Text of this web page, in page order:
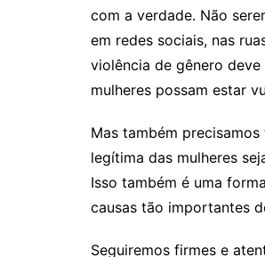
com a verdade. Não
em redes sociais, nas
violência de gênero
mulheres possam estar
Mas também
legítima das mulheres
Isso também é uma
causas tão importantes
Seguiremos firmes e